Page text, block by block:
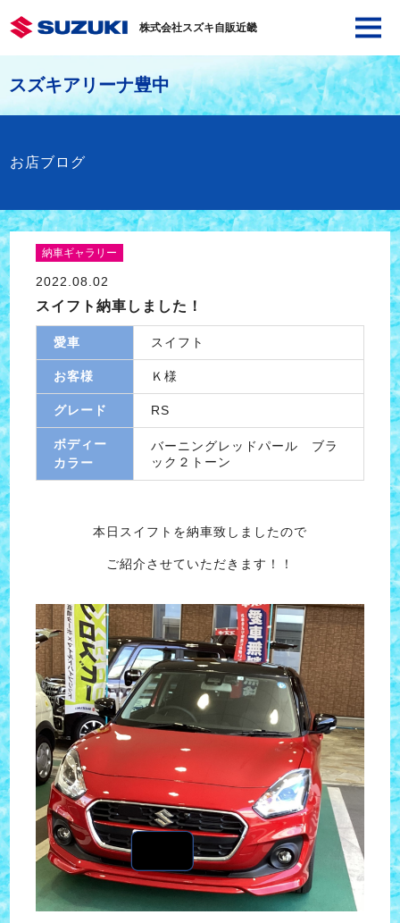
株式会社スズキ自販近畿
スズキアリーナ豊中
お店ブログ
納車ギャラリー
2022.08.02
スイフト納車しました！
愛車 スイフト
お客様 Ｋ様
グレード RS
ボディー
カラー
バーニングレッドパール ブラ
ック２トーン
本日スイフトを納車致しましたので
ご紹介させていただきます！！